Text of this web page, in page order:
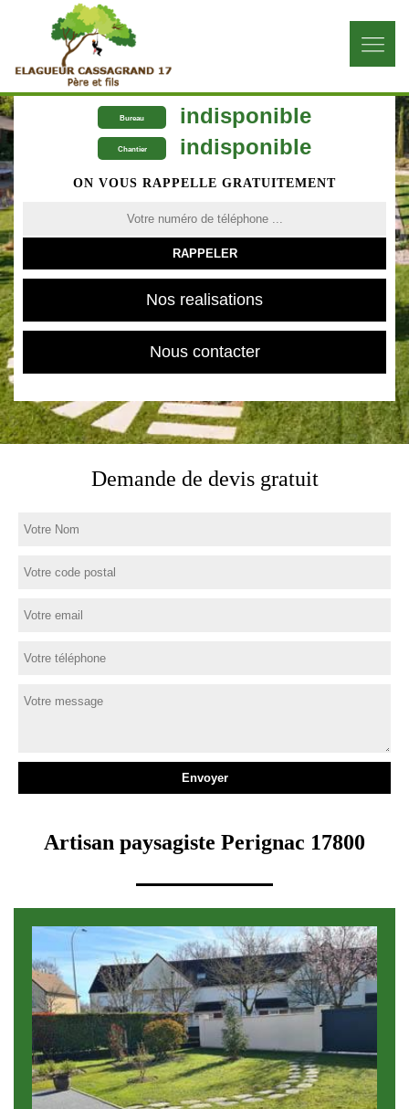
Bureau indisponible
Chantier indisponible
ON VOUS RAPPELLE GRATUITEMENT
Nos realisations
Nous contacter
Demande de devis gratuit
Artisan paysagiste Perignac 17800